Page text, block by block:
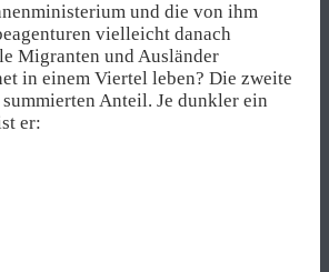
und die von ihm
vielleicht danach
Migranten und Ausländer
in einem Viertel leben? Die zweite
Anteil. Je dunkler ein
er: